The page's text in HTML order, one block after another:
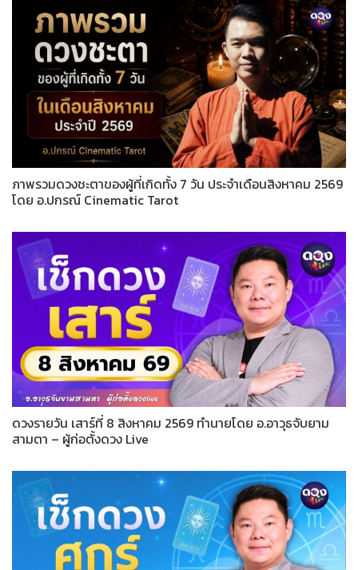
ภาพรวมดวงชะตาของผู้ที่เกิดทั้ง 7 วัน ประจำเดือนสิงหาคม 2569
โดย อ.ปกรณ์ Cinematic Tarot
ดวงรายวัน เสาร์ที่ 8 สิงหาคม 2569 ทำนายโดย อ.อาวุธจับยาม
สามตา – ผู้ก่อตั้งดวง Live